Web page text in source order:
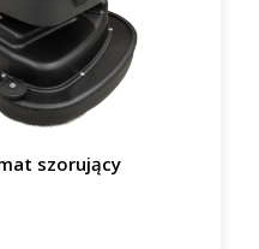
szorujący